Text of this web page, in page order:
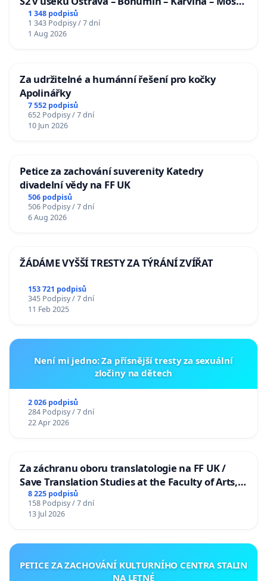
u Jablunkova
1 348 podpisů
1 343 Podpisy / 7 dní
1 Aug 2026
Za udržitelné a humánní řešení pro kočky
Apolinářky
7 552 podpisů
652 Podpisy / 7 dní
10 Jun 2026
Petice za zachování suverenity Katedry
divadelní vědy na FF UK
506 podpisů
506 Podpisy / 7 dní
6 Aug 2026
ŽÁDÁME VYŠŠÍ TRESTY ZA TÝRÁNÍ ZVÍŘAT
153 721 podpisů
345 Podpisy / 7 dní
11 Feb 2025
Není mi jedno: Za přísnější tresty za sexuální
zločiny na dětech
2 026 podpisů
284 Podpisy / 7 dní
22 Apr 2026
Za záchranu oboru translatologie na FF UK /
Save Translation Studies at the Faculty of Arts,
Charles University
8 225 podpisů
158 Podpisy / 7 dní
13 Jul 2026
PETICE ZA ZACHOVÁNÍ KULTURNÍHO CENTRA STALIN
NA LETNÉ